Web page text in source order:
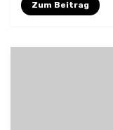
Zum Beitrag